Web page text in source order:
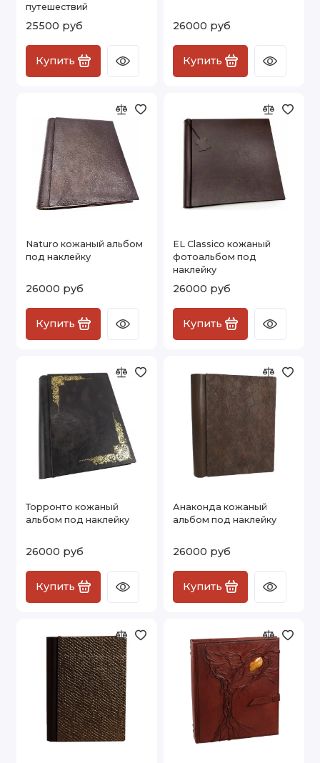
путешествий
25500 руб
Купить
26000 руб
Купить
Naturo кожаный альбом
под наклейку
26000 руб
Купить
EL Classico кожаный
фотоальбом под
наклейку
26000 руб
Купить
Торронто кожаный
альбом под наклейку
26000 руб
Купить
Анаконда кожаный
альбом под наклейку
26000 руб
Купить